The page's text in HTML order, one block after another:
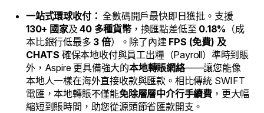
一站式環球收付： 全數碼開戶最快即日獲批。支援
130+ 國家及40 多種貨幣，換匯點差低至 0.18% （成
本比銀行低最多 3 倍）。除了內建 FPS (免費) 及
CHATS 確保本地收付與員工出糧（Payroll）準時到賬
外，Aspire 更具備強大的本地轉賬網絡——讓您能像
本地人一樣在海外直接收款與匯款。相比傳統 SWIFT
電匯，本地轉賬不僅能免除層層中介行手續費 ，更大幅
縮短到賬時間，助您從源頭節省匯款開支。